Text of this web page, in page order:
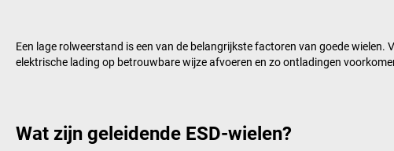
Een lage rolweerstand is een van de belangrijkste factoren van goede
elektrische lading op betrouwbare wijze afvoeren en zo ontladingen
Wat zijn geleidende ESD-wielen?